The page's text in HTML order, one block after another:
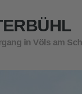
in Völs am